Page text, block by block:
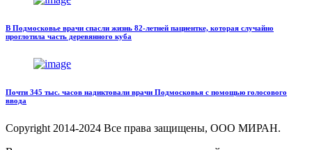
В Подмосковье врачи спасли жизнь 82-летней пациентке, которая случайно
проглотила часть деревянного куба
Почти 345 тыс. часов надиктовали врачи Подмосковья с помощью голосового
ввода
Copyright 2014-2024 Все права защищены, ООО МИРАН.